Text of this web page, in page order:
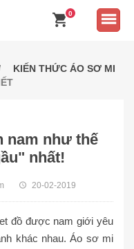
0
KIẾN THỨC ÁO SƠ MI
nam như thế
nhất!
20-02-2019
đồ được nam giới yêu
khác nhau. Áo sơ mi